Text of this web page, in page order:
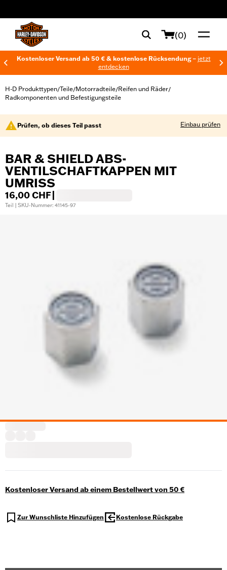
(0)
Kostenloser Versand ab 50 € & kostenlose Rücksendung – jetzt
entdecken
H-D Produkttypen/Teile/Motorradteile/Reifen und Räder/
Radkomponenten und Befestigungsteile
Prüfen, ob dieses Teil passt Einbau prüfen
BAR & SHIELD ABS-
VENTILSCHAFTKAPPEN MIT
UMRISS
16,00 CHF
Teil | SKU-Nummer: 41145-97
Kostenloser Versand ab einem Bestellwert von 50 €
Zur Wunschliste Hinzufügen Kostenlose Rückgabe